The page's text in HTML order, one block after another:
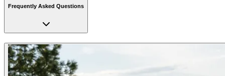
Frequently Asked Questions